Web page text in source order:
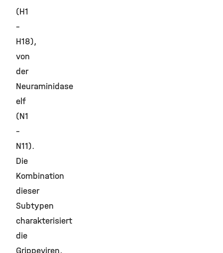
(H1
–
H18),
von
der
Neuraminidase
elf
(N1
–
N11).
Die
Kombination
dieser
Subtypen
charakterisiert
die
Grippeviren,